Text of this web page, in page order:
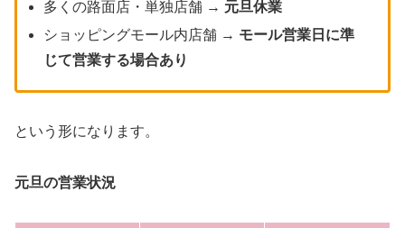
多くの路面店・単独店舗 → 元旦休業
ショッピングモール内店舗 → モール営業日に準
じて営業する場合あり
という形になります。
元旦の営業状況